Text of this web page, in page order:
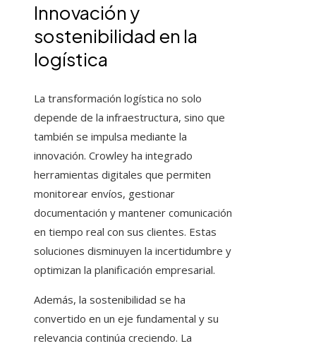
Innovación y
sostenibilidad en la
logística
La transformación logística no solo
depende de la infraestructura, sino que
también se impulsa mediante la
innovación. Crowley ha integrado
herramientas digitales que permiten
monitorear envíos, gestionar
documentación y mantener comunicación
en tiempo real con sus clientes. Estas
soluciones disminuyen la incertidumbre y
optimizan la planificación empresarial.
Además, la sostenibilidad se ha
convertido en un eje fundamental y su
relevancia continúa creciendo. La